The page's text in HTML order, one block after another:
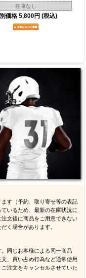
在庫なし
価格 5,800円 (税込)
す（予約、取り寄せ等の表記
いるため、最新の在庫状況に
文後に商品をご用意できない
く場合があります。
同じお客様による同一商品
、買い占め行為など通常使用
注文をキャンセルさせていた